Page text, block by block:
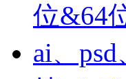
位&64
ai、